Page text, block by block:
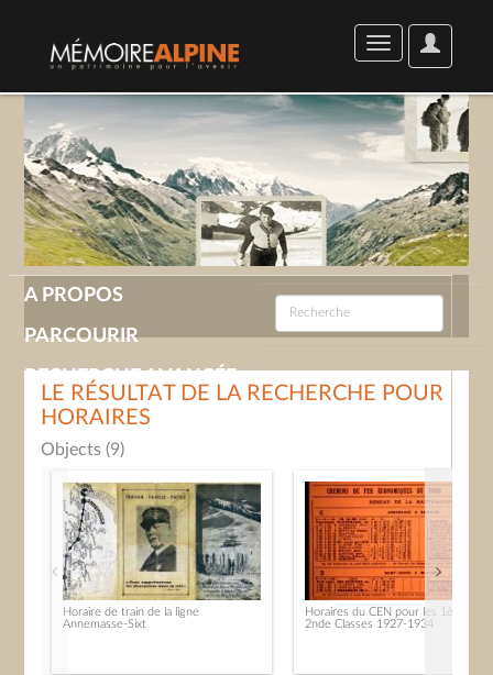
User
Options
Toggle
navigation
A PROPOS
PARCOURIR
RECHERCHE AVANCÉE
GALERIE
CONTACT
LE RÉSULTAT DE LA RECHERCHE POUR
HORAIRES
Objects (9)
Horaire de train de la ligne
Annemasse-Sixt
Horaires du CEN pour les 1ère et
2nde Classes 1927-1934